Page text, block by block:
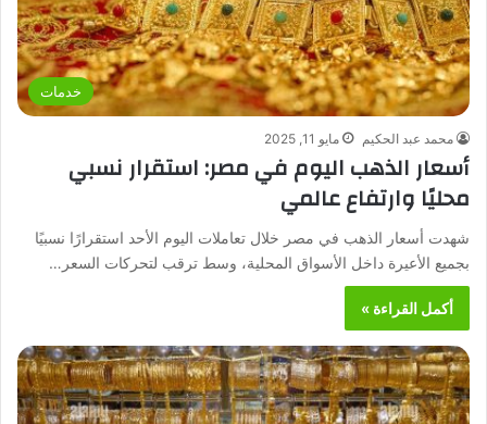
خدمات
محمد عبد الحكيم مايو 11, 2025
أسعار الذهب اليوم في مصر: استقرار نسبي
محليًا وارتفاع عالمي
شهدت أسعار الذهب في مصر خلال تعاملات اليوم الأحد استقرارًا نسبيًا
بجميع الأعيرة داخل الأسواق المحلية، وسط ترقب لتحركات السعر…
أكمل القراءة »